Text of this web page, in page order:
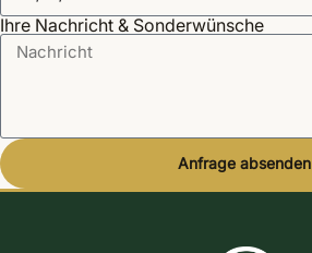
Ihre Nachricht & Sonderwünsche
Anfrage absenden